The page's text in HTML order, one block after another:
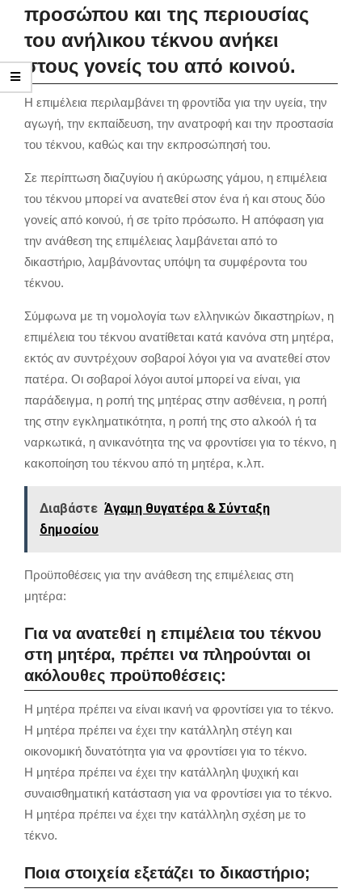
προσώπου και της περιουσίας
του ανήλικου τέκνου ανήκει
στους γονείς του από κοινού.
Η επιμέλεια περιλαμβάνει τη φροντίδα για την υγεία, την
αγωγή, την εκπαίδευση, την ανατροφή και την προστασία
του τέκνου, καθώς και την εκπροσώπησή του.
Σε περίπτωση διαζυγίου ή ακύρωσης γάμου, η επιμέλεια
του τέκνου μπορεί να ανατεθεί στον ένα ή και στους δύο
γονείς από κοινού, ή σε τρίτο πρόσωπο. Η απόφαση για
την ανάθεση της επιμέλειας λαμβάνεται από το
δικαστήριο, λαμβάνοντας υπόψη τα συμφέροντα του
τέκνου.
Σύμφωνα με τη νομολογία των ελληνικών δικαστηρίων, η
επιμέλεια του τέκνου ανατίθεται κατά κανόνα στη μητέρα,
εκτός αν συντρέχουν σοβαροί λόγοι για να ανατεθεί στον
πατέρα. Οι σοβαροί λόγοι αυτοί μπορεί να είναι, για
παράδειγμα, η ροπή της μητέρας στην ασθένεια, η ροπή
της στην εγκληματικότητα, η ροπή της στο αλκοόλ ή τα
ναρκωτικά, η ανικανότητα της να φροντίσει για το τέκνο, η
κακοποίηση του τέκνου από τη μητέρα, κ.λπ.
Διαβάστε Άγαμη θυγατέρα & Σύνταξη
δημοσίου
Προϋποθέσεις για την ανάθεση της επιμέλειας στη
μητέρα:
Για να ανατεθεί η επιμέλεια του τέκνου
στη μητέρα, πρέπει να πληρούνται οι
ακόλουθες προϋποθέσεις:
Η μητέρα πρέπει να είναι ικανή να φροντίσει για το τέκνο.
Η μητέρα πρέπει να έχει την κατάλληλη στέγη και
οικονομική δυνατότητα για να φροντίσει για το τέκνο.
Η μητέρα πρέπει να έχει την κατάλληλη ψυχική και
συναισθηματική κατάσταση για να φροντίσει για το τέκνο.
Η μητέρα πρέπει να έχει την κατάλληλη σχέση με το
τέκνο.
Ποια στοιχεία εξετάζει το δικαστήριο;